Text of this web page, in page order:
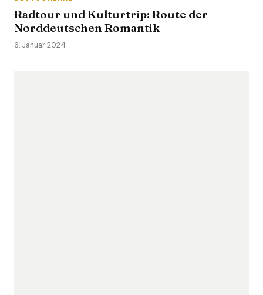
Radtour und Kulturtrip: Route der
Norddeutschen Romantik
6. Januar 2024